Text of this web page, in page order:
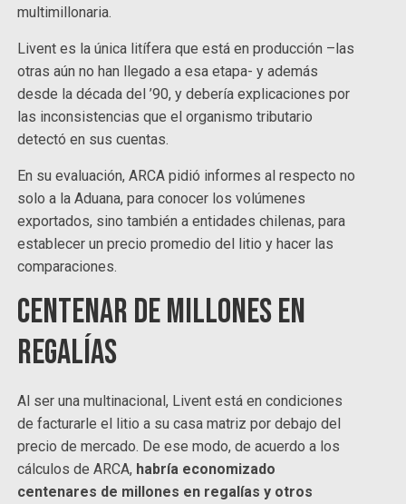
multimillonaria.
Livent es la única litífera que está en producción –las
otras aún no han llegado a esa etapa- y además
desde la década del ’90, y debería explicaciones por
las inconsistencias que el organismo tributario
detectó en sus cuentas.
En su evaluación, ARCA pidió informes al respecto no
solo a la Aduana, para conocer los volúmenes
exportados, sino también a entidades chilenas, para
establecer un precio promedio del litio y hacer las
comparaciones.
Centenar de millones en
regalías
Al ser una multinacional, Livent está en condiciones
de facturarle el litio a su casa matriz por debajo del
precio de mercado. De ese modo, de acuerdo a los
cálculos de ARCA, habría economizado
centenares de millones en regalías y otros